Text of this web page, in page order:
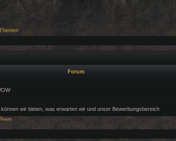
Forum
wir bieten, was erwarten wir und unser Bewerbungsbereich